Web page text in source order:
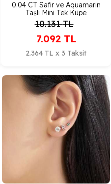
0.04 CT Safir ve Aquamarin
Taşlı Mini Tek Küpe
10.131TL
7.092 TL
2.364 TL x 3 Taksit